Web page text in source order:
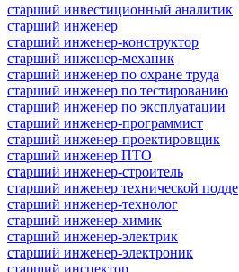
старший инвестиционный аналитик
старший инженер
старший инженер-конструктор
старший инженер-механик
старший инженер по охране труда
старший инженер по тестированию
старший инженер по эксплуатации
старший инженер-программист
старший инженер-проектировщик
старший инженер ПТО
старший инженер-строитель
старший инженер технической
старший инженер-технолог
старший инженер-химик
старший инженер-электрик
старший инженер-электроник
старший инспектор